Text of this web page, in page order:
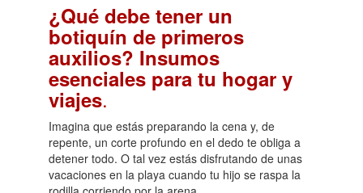
¿Qué debe tener un
botiquín de primeros
auxilios? Insumos
esenciales para tu hogar y
viajes.
Imagina que estás preparando la cena y, de
repente, un corte profundo en el dedo te obliga a
detener todo. O tal vez estás disfrutando de unas
vacaciones en la playa cuando tu hijo se raspa la